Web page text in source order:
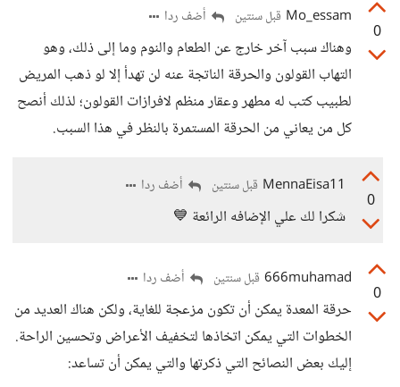
0
Mo_essam قبل سنتين أضف ردا
وهناك سبب آخر خارج عن الطعام والنوم وما إلى ذلك، وهو
التهاب القولون والحرقة الناتجة عنه لن تهدأ إلا لو ذهب المريض
لطبيب كتب له مطهر وعقار منظم لافرازات القولون؛ لذلك أنصح
كل من يعاني من الحرقة المستمرة بالنظر في هذا السبب.
0
MennaEisa11 قبل سنتين أضف ردا
شكرا لك علي الإضافه الرائعة 💙
0
666muhamad قبل سنتين أضف ردا
حرقة المعدة يمكن أن تكون مزعجة للغاية، ولكن هناك العديد من
الخطوات التي يمكن اتخاذها لتخفيف الأعراض وتحسين الراحة.
إليك بعض النصائح التي ذكرتها والتي يمكن أن تساعد: